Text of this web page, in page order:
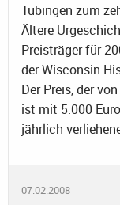
Tübingen zum
Ältere
Preisträger für
der Wisconsin
Der Preis, der
ist mit 5.000
jährlich
07.02.2008